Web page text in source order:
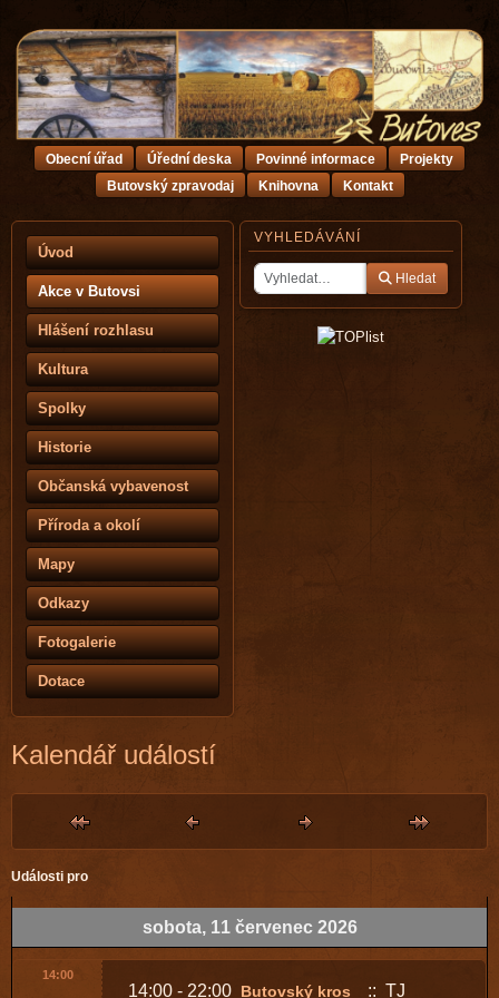
Úvod
Akce v Butovsi
Hlášení rozhlasu
Kultura
Spolky
Historie
Občanská vybavenost
Příroda a okolí
Mapy
Odkazy
Fotogalerie
Dotace
VYHLEDÁVÁNÍ
Hledat
Obecní úřad Úřední deska Povinné informace
Projekty
Butovský zpravodaj
Knihovna Kontakt
Kalendář událostí
Události pro
sobota, 11 červenec 2026
14:00
14:00 - 22:00 Butovský kros :: TJ